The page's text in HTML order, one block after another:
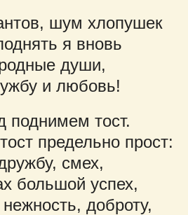
шум хлопушек
я вновь
души,
и любовь!
поднимем тост.
предельно прост:
смех,
большой успех,
доброту,